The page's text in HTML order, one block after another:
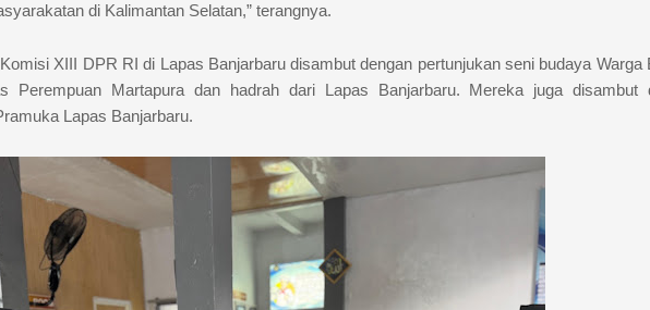
di Kalimantan Selatan,” terangnya.
XIII DPR RI di Lapas Banjarbaru disambut dengan pertunjukan seni budaya Warga
Perempuan Martapura dan hadrah dari Lapas Banjarbaru. Mereka juga disambut
Lapas Banjarbaru.